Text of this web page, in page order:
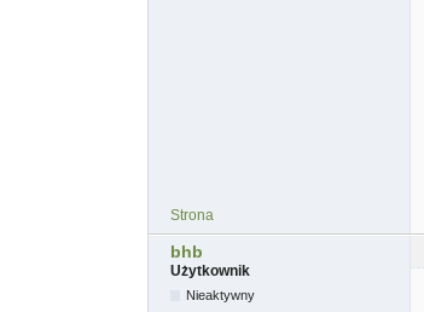
Strona
bhb
Użytkownik
Nieaktywny